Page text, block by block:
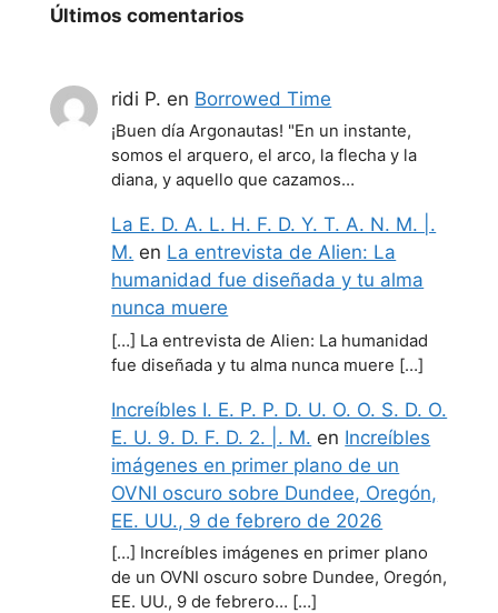
Últimos comentarios
ridi P. en Borrowed Time
¡Buen día Argonautas! "En un instante,
somos el arquero, el arco, la flecha y la
diana, y aquello que cazamos…
La E. D. A. L. H. F. D. Y. T. A. N. M. |.
M. en La entrevista de Alien: La
humanidad fue diseñada y tu alma
nunca muere
[…] La entrevista de Alien: La humanidad
fue diseñada y tu alma nunca muere […]
Increíbles I. E. P. P. D. U. O. O. S. D. O.
E. U. 9. D. F. D. 2. |. M. en Increíbles
imágenes en primer plano de un
OVNI oscuro sobre Dundee, Oregón,
EE. UU., 9 de febrero de 2026
[…] Increíbles imágenes en primer plano
de un OVNI oscuro sobre Dundee, Oregón,
EE. UU., 9 de febrero… […]